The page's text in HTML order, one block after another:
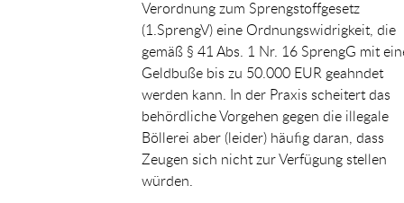
Verordnung zum Sprengstoffgesetz
(1.SprengV) eine Ordnungswidrigkeit, die
gemäß § 41 Abs. 1 Nr. 16 SprengG mit
Geldbuße bis zu 50.000 EUR geahndet
werden kann. In der Praxis scheitert das
behördliche Vorgehen gegen die illegale
Böllerei aber (leider) häufig daran, dass
Zeugen sich nicht zur Verfügung stellen
würden.